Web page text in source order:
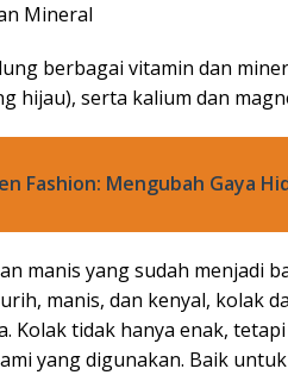
Mineral
berbagai vitamin dan
hijau), serta kalium dan
Fashion: Mengubah Gaya
manis yang sudah menjadi
manis, dan kenyal, kolak
Kolak tidak hanya enak,
yang digunakan. Baik